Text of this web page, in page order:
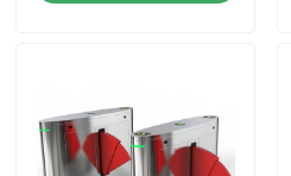
Quem Somos